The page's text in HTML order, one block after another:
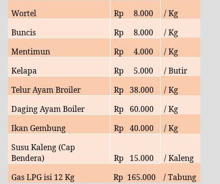
Wortel
Rp 8.000
/ Kg
Buncis
Rp 8.000
/ Kg
Mentimun
Rp 4.000
/ Kg
Kelapa
Rp 5.000
/ Butir
Telur Ayam Broiler
Rp 38.000
/ Kg
Daging Ayam Boiler
Rp 60.000
/ Kg
Ikan Gembung
Rp 40.000
/ Kg
Susu Kaleng (Cap
Bendera)
Rp 15.000
/ Kaleng
Gas LPG isi 12 Kg
Rp 165.000 / Tabung